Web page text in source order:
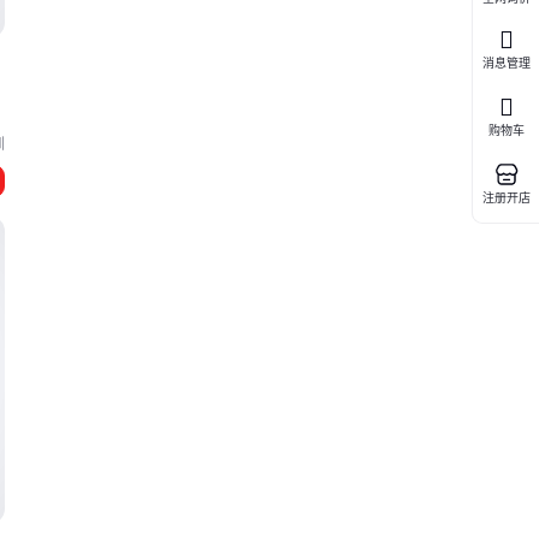
消息管理
购物车
注册开店